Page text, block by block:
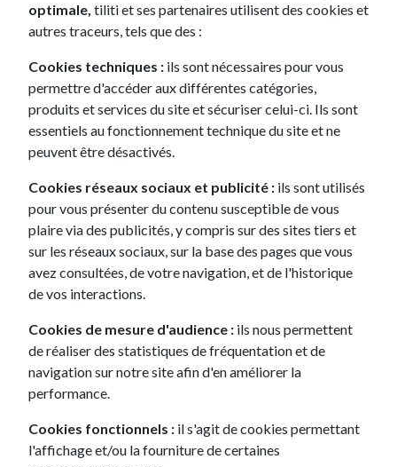
optimale, tiliti et ses partenaires utilisent des cookies et
autres traceurs, tels que des :
Cookies techniques : ils sont nécessaires pour vous
permettre d'accéder aux différentes catégories,
produits et services du site et sécuriser celui-ci. Ils sont
essentiels au fonctionnement technique du site et ne
peuvent être désactivés.
Cookies réseaux sociaux et publicité : ils sont utilisés
pour vous présenter du contenu susceptible de vous
plaire via des publicités, y compris sur des sites tiers et
sur les réseaux sociaux, sur la base des pages que vous
avez consultées, de votre navigation, et de l'historique
de vos interactions.
Cookies de mesure d'audience : ils nous permettent
de réaliser des statistiques de fréquentation et de
navigation sur notre site afin d'en améliorer la
performance.
Cookies fonctionnels : il s'agit de cookies permettant
l'affichage et/ou la fourniture de certaines
Politique de confidentialité
Nos autres exclusivités.
L'exclusivité tiliti
La Citadine
Toyota Aygo X
235 €